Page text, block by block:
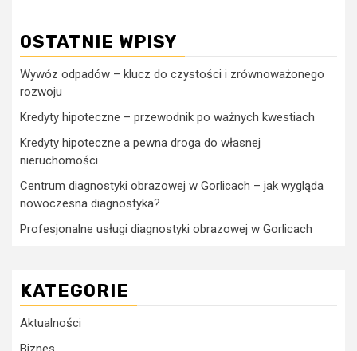
OSTATNIE WPISY
Wywóz odpadów – klucz do czystości i zrównoważonego
rozwoju
Kredyty hipoteczne – przewodnik po ważnych kwestiach
Kredyty hipoteczne a pewna droga do własnej
nieruchomości
Centrum diagnostyki obrazowej w Gorlicach – jak wygląda
nowoczesna diagnostyka?
Profesjonalne usługi diagnostyki obrazowej w Gorlicach
KATEGORIE
Aktualności